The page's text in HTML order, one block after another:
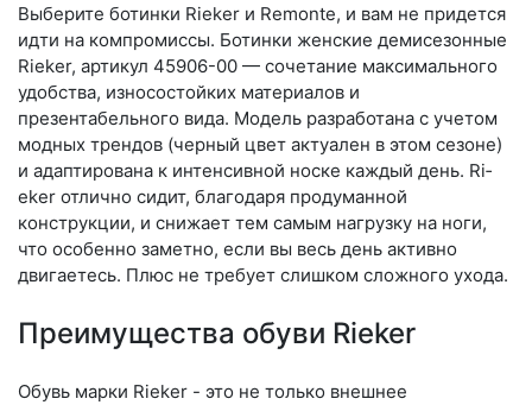
Выберите бо­тин­ки Rieker и Remonte, и вам не придется
идти на компромиссы. Ботинки женские демисезонные
Rieker, артикул 45906-00 — сочетание максимального
удобства, износостойких материалов и
презентабельного вида. Модель разработана с учетом
модных трендов (чер­ный цвет актуален в этом сезоне)
и адаптирована к интенсивной носке каждый день. Ri­
eker отлично сидит, благодаря продуманной
конструкции, и снижает тем самым нагрузку на ноги,
что особенно заметно, если вы весь день активно
двигаетесь. Плюс не требует слишком сложного ухода.
Преимущества обуви Rieker
Обувь марки Rieker - это не только внешнее